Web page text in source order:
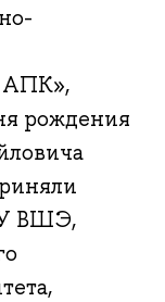
АПК»,
рождения
ВШЭ,